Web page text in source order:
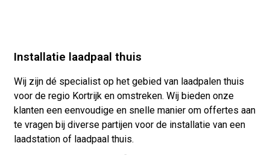
Installatie laadpaal thuis
Wij zijn dé specialist op het gebied van laadpalen thuis
voor de regio Kortrijk en omstreken. Wij bieden onze
klanten een eenvoudige en snelle manier om offertes aan
te vragen bij diverse partijen voor de installatie van een
laadstation of laadpaal thuis.